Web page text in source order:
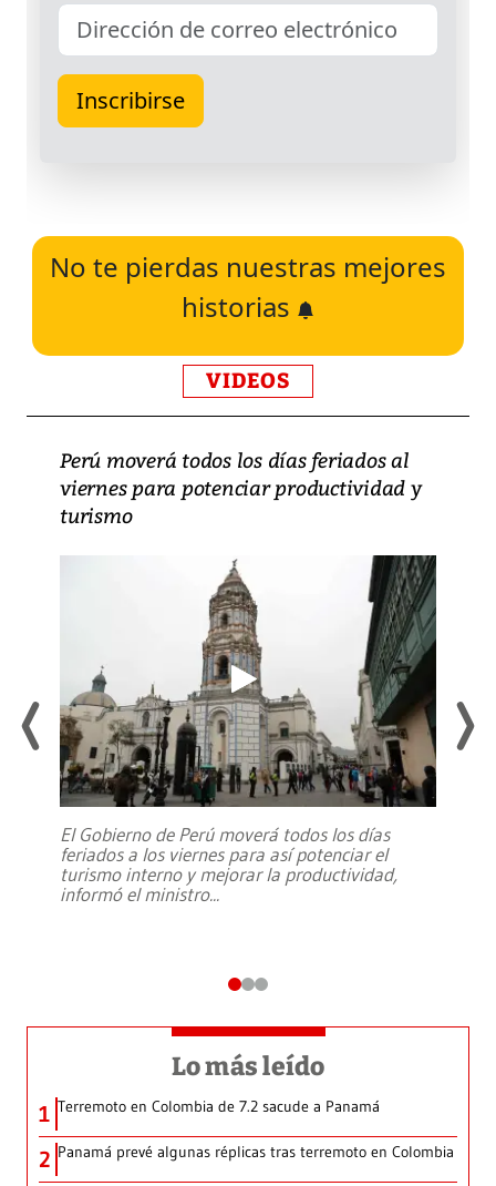
No te pierdas nuestras mejores
historias
VIDEOS
Perú moverá todos los días feriados al
viernes para potenciar productividad y
turismo
El Gobierno de Perú moverá todos los días
feriados a los viernes para así potenciar el
turismo interno y mejorar la productividad,
informó el ministro...
Lo más leído
1 Terremoto en Colombia de 7.2 sacude a Panamá
2 Panamá prevé algunas réplicas tras terremoto en Colombia